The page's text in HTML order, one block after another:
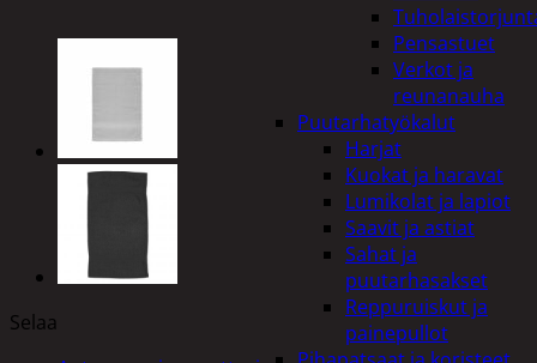
Pensastuet
Verkot ja
reunanauha
Puutarhatyökalut
Harjat
Kuokat ja haravat
Lumikolat ja lapiot
Saavit ja astiat
Sahat ja
puutarhasakset
Reppuruiskut ja
painepullot
Selaa